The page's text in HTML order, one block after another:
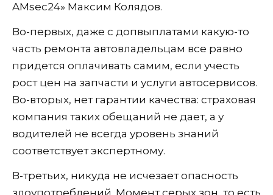
AMsec24» Максим Колядов.
Во-первых, даже с допвыплатами какую-то
часть ремонта автовладельцам все равно
придется оплачивать самим, если учесть
рост цен на запчасти и услуги автосервисов.
Во-вторых, нет гарантии качества: страховая
компания таких обещаний не дает, а у
водителей не всегда уровень знаний
соответствует экспертному.
В-третьих, никуда не исчезает опасность